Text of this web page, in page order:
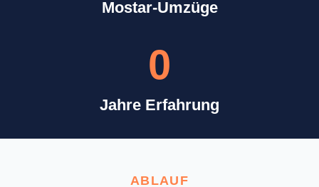
Mostar-Umzüge
Jahre Erfahrung
0
ABLAUF